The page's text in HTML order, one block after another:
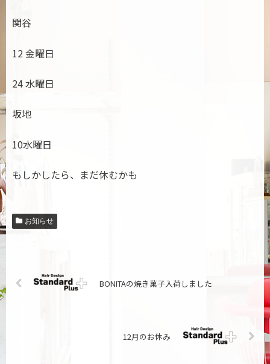
関谷
12 金曜日
24 水曜日
坂地
10水曜日
もしかしたら、まだ休むかも
お知らせ
BONITAの焼き菓子入荷しました
12月のお休み